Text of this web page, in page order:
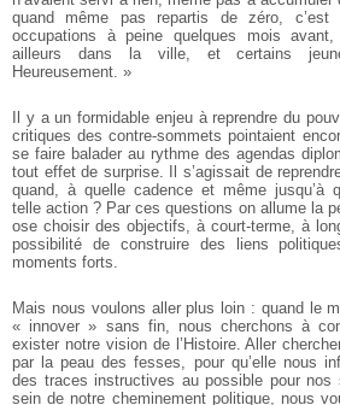
quand même pas repartis de zéro, c’est
occupations à peine quelques mois avant,
ailleurs dans la ville, et certains
Heureusement. »
Il y a un formidable enjeu à reprendre du
critiques des contre-sommets pointaient
se faire balader au rythme des agendas
tout effet de surprise. Il s’agissait de
quand, à quelle cadence et même jusqu’à
telle action ? Par ces questions on allume la
ose choisir des objectifs, à court-terme, à
possibilité de construire des liens
moments forts.
Mais nous voulons aller plus loin : quand le
« innover » sans fin, nous cherchons à
exister notre vision de l’Histoire. Aller
par la peau des fesses, pour qu’elle nous
des traces instructives au possible pour
sein de notre cheminement politique, nous